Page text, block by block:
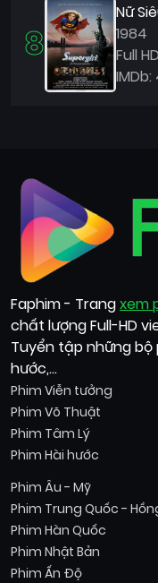
8
Nữ
1984
Full
IMDb:
Faphim - Trangxem
chất lượng Full-HD
Tuyển tập những bộ
hước,...
Phim Viễn tưởng
Phim Võ Thuật
Phim Tâm Lý
Phim Hài hước
Phim Âu - Mỹ
Phim Trung Quốc -
Phim Hàn Quốc
Phim Nhật Bản
Phim Ấn Độ